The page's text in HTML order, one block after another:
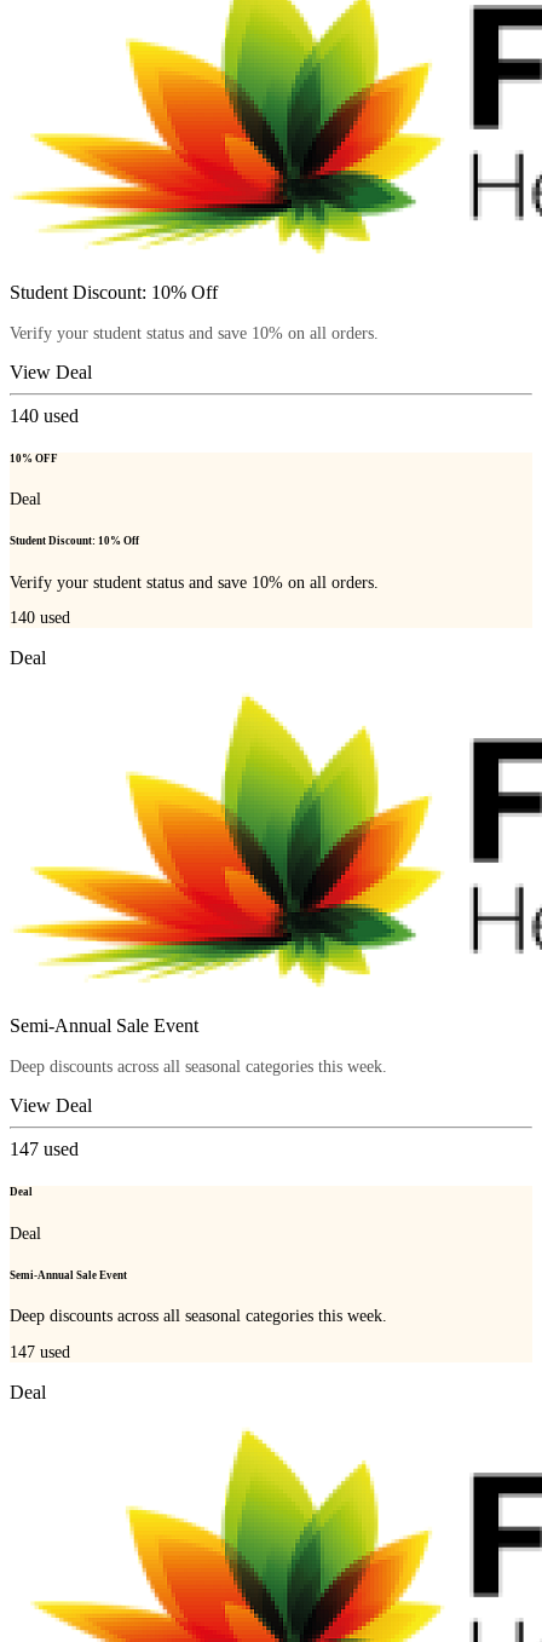
Student Discount: 10% Off
Verify your student status and save 10% on all orders.
View Deal
140 used
10% OFF
Deal
Student Discount: 10% Off
Verify your student status and save 10% on all orders.
140 used
Deal
Semi-Annual Sale Event
Deep discounts across all seasonal categories this week.
View Deal
147 used
Deal
Deal
Semi-Annual Sale Event
Deep discounts across all seasonal categories this week.
147 used
Deal